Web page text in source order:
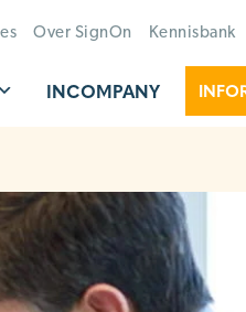
Over SignOn Kennisbank
INCOMPANY